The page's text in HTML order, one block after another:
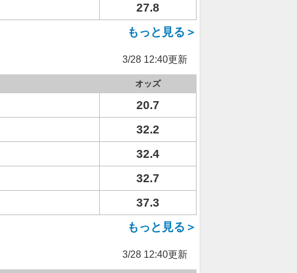
27.8
もっと見る＞
3/28 12:40更新
オッズ
20.7
32.2
32.4
32.7
37.3
もっと見る＞
3/28 12:40更新